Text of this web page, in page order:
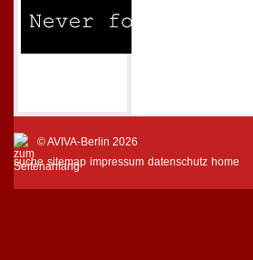
© AVIVA-Berlin 2026
suche sitemap impressum datenschutz home